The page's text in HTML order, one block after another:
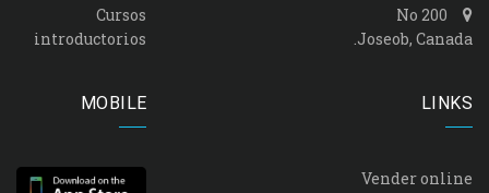
No 200
Joseob, Canada.
Cursos
introductorios
LINKS
Vender online
MOBILE